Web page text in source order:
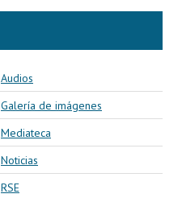
Audios
Galería de imágenes
Mediateca
Noticias
RSE